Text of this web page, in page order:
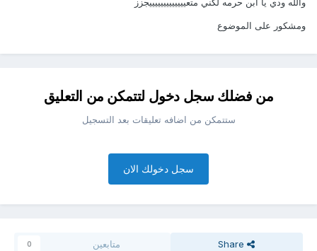
والله ودي يا ابن حرمه لكني متعيييييييييييييجزز
ومشكور على الموضوع
من فضلك سجل دخول لتتمكن من التعليق
ستتمكن من اضافه تعليقات بعد التسجيل
سجل دخولك الان
Share متابعين 0